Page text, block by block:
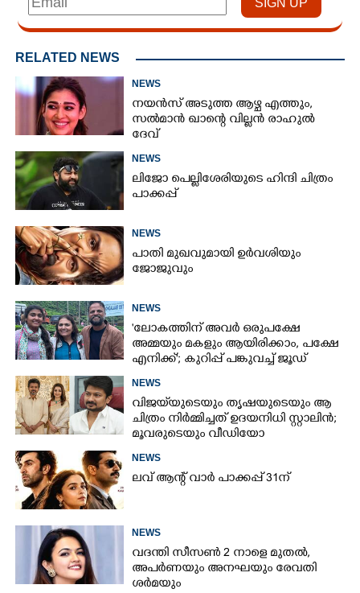
RELATED NEWS
NEWS
നയൻസ് അടുത്ത ആഴ്ച എത്തും,
സൽമാൻ ഖാന്റെ വില്ലൻ രാഹുൽ
ദേവ്
NEWS
ലിജോ പെല്ലിശേരിയുടെ ഹിന്ദി ചിത്രം
പാക്കപ്പ്
NEWS
പാതി മുഖവുമായി ഉർവശിയും
ജോജുവും
NEWS
'ലോകത്തിന് അവർ ഒരുപക്ഷേ
അമ്മയും മകളും ആയിരിക്കാം, പക്ഷേ
എനിക്ക്'; കുറിപ്പ് പങ്കുവച്ച് ജൂഡ്
NEWS
വിജയ്‌യുടെയും തൃഷയുടെയും ആ
ചിത്രം നിർമ്മിച്ചത് ഉദയനിധി സ്റ്റാലിൻ;
മൂവരുടെയും വീഡിയോ
NEWS
ലവ് ആന്റ് വാർ പാക്കപ്പ് 31ന്
NEWS
വദന്തി സീസൺ 2 നാളെ മുതൽ,
അപർണയും അനഘയും രേവതി
ശർമയും